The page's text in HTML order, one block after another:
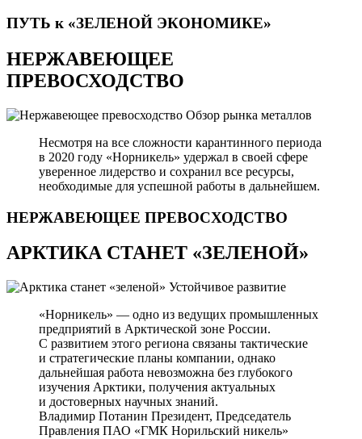
ПУТЬ к «ЗЕЛЕНОЙ ЭКОНОМИКЕ»
НЕРЖАВЕЮЩЕЕ
ПРЕВОСХОДСТВО
Обзор рынка металлов
Несмотря на все сложности карантинного периода
в 2020 году «Норникель» удержал в своей сфере
уверенное лидерство и сохранил все ресурсы,
необходимые для успешной работы в дальнейшем.
НЕРЖАВЕЮЩЕЕ ПРЕВОСХОДСТВО
АРКТИКА СТАНЕТ «ЗЕЛЕНОЙ»
Устойчивое развитие
«Норникель» — одно из ведущих промышленных
предприятий в Арктической зоне России.
С развитием этого региона связаны тактические
и стратегические планы компании, однако
дальнейшая работа невозможна без глубокого
изучения Арктики, получения актуальных
и достоверных научных знаний.
Владимир Потанин Президент, Председатель
Правления ПАО «ГМК Норильский никель»